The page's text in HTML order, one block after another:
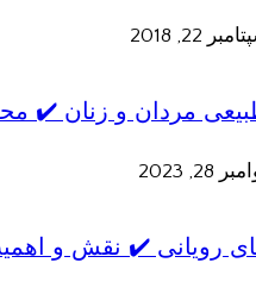
22, 2018
مردان و زنان ✔️
28, 2023
رویانی ✔️ نقش و